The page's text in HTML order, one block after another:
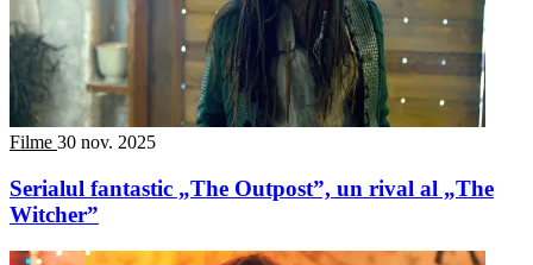
Filme 30 nov. 2025
Serialul fantastic „The Outpost”, un rival al „The
Witcher”